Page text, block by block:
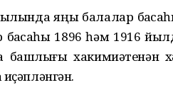
яңы балалар
1896 һәм 1916
башлығы хакимиәтенән